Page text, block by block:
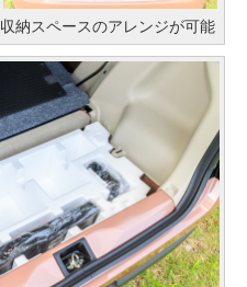
納スペースのアレンジが可能